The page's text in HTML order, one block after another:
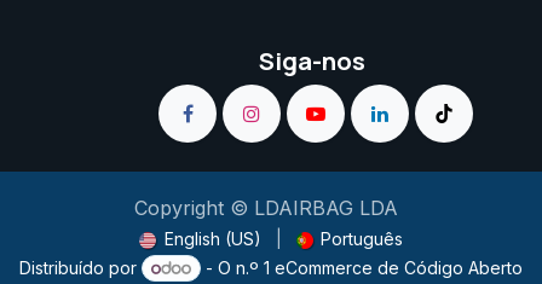
Siga-nos
Copyright © LDAIRBAG LDA
English (US)
Português
Distribuído por
- O n.º 1 eCommerce de Código Aberto